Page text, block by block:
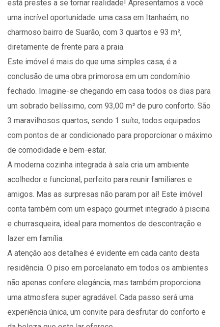
está prestes a se tornar realidade! Apresentamos a você
uma incrível oportunidade: uma casa em Itanhaém, no
charmoso bairro de Suarão, com 3 quartos e 93 m²,
diretamente de frente para a praia.
Este imóvel é mais do que uma simples casa; é a
conclusão de uma obra primorosa em um condomínio
fechado. Imagine-se chegando em casa todos os dias para
um sobrado belíssimo, com 93,00 m² de puro conforto. São
3 maravilhosos quartos, sendo 1 suíte, todos equipados
com pontos de ar condicionado para proporcionar o máximo
de comodidade e bem-estar.
A moderna cozinha integrada à sala cria um ambiente
acolhedor e funcional, perfeito para reunir familiares e
amigos. Mas as surpresas não param por aí! Este imóvel
conta também com um espaço gourmet integrado à piscina
e churrasqueira, ideal para momentos de descontração e
lazer em família.
A atenção aos detalhes é evidente em cada canto desta
residência. O piso em porcelanato em todos os ambientes
não apenas confere elegância, mas também proporciona
uma atmosfera super agradável. Cada passo será uma
experiência única, um convite para desfrutar do conforto e